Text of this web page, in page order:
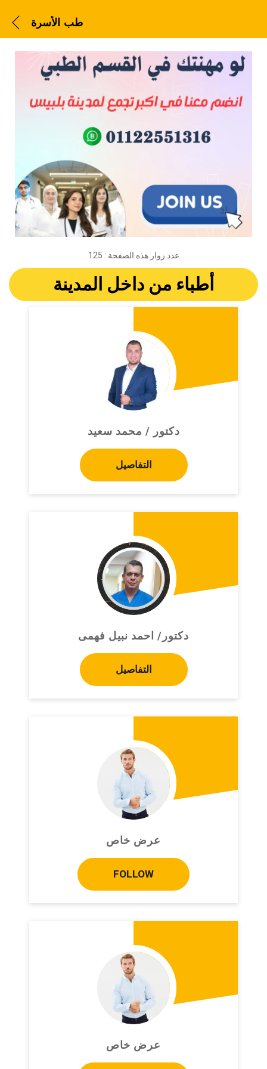
طب الأسرة
عدد زوار هذه الصفحة : 125
أطباء من داخل المدينة
دكتور / محمد سعيد
التفاصيل
دكتور/ احمد نبيل فهمى
التفاصيل
عرض خاص
FOLLOW
عرض خاص